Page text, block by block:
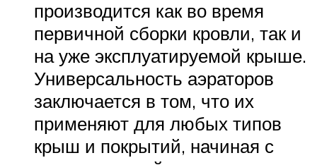
производится как во время
первичной сборки кровли, так и
на уже эксплуатируемой крыше.
Универсальность аэраторов
заключается в том, что их
применяют для любых типов
крыш и покрытий, начиная с